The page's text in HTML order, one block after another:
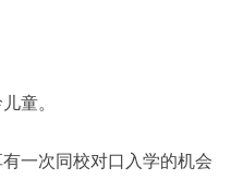
童。
一次同校对口入学的机会